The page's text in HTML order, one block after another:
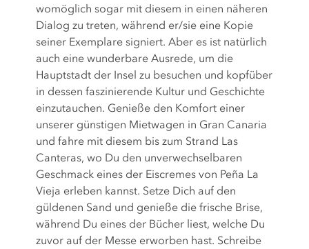
womöglich sogar mit diesem in einen näheren
Dialog zu treten, während er/sie eine Kopie
seiner Exemplare signiert. Aber es ist natürlich
auch eine wunderbare Ausrede, um die
Hauptstadt der Insel zu besuchen und kopfüber
in dessen faszinierende Kultur und Geschichte
einzutauchen. Genieße den Komfort einer
unserer günstigen Mietwagen in Gran Canaria
und fahre mit diesem bis zum Strand Las
Canteras, wo Du den unverwechselbaren
Geschmack eines der Eiscremes von Peña La
Vieja erleben kannst. Setze Dich auf den
güldenen Sand und genieße die frische Brise,
während Du eines der Bücher liest, welche Du
zuvor auf der Messe erworben hast. Schreibe